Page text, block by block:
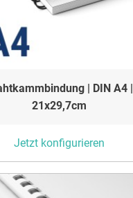
| DIN A4 |
21x29,7cm
Jetzt konfigurieren